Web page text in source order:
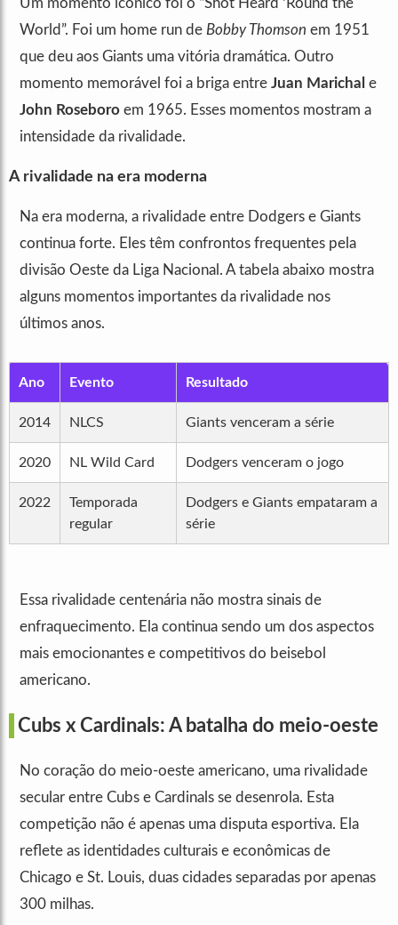
World”. Foi um home run de Bobby Thomson em 1951
que deu aos Giants uma vitória dramática. Outro
momento memorável foi a briga entre Juan Marichal e
John Roseboro em 1965. Esses momentos mostram a
intensidade da rivalidade.
A rivalidade na era moderna
Na era moderna, a rivalidade entre Dodgers e Giants
continua forte. Eles têm confrontos frequentes pela
divisão Oeste da Liga Nacional. A tabela abaixo mostra
alguns momentos importantes da rivalidade nos
últimos anos.
Ano Evento Resultado
2014 NLCS Giants venceram a série
2020 NL Wild Card Dodgers venceram o jogo
2022
Temporada
regular
Dodgers e Giants empataram a
série
Essa rivalidade centenária não mostra sinais de
enfraquecimento. Ela continua sendo um dos aspectos
mais emocionantes e competitivos do beisebol
americano.
Cubs x Cardinals: A batalha do meio-oeste
No coração do meio-oeste americano, uma rivalidade
secular entre Cubs e Cardinals se desenrola. Esta
competição não é apenas uma disputa esportiva. Ela
reflete as identidades culturais e econômicas de
Chicago e St. Louis, duas cidades separadas por apenas
300 milhas.